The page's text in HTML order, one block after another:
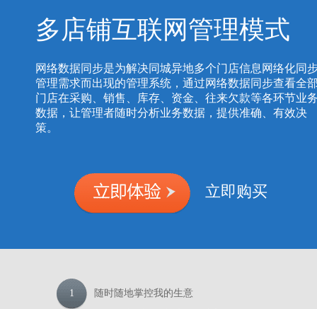
多店铺互联网管理模式
网络数据同步是为解决同城异地多个门店信息网络化同
管理需求而出现的管理系统，通过网络数据同步查看全
门店在采购、销售、库存、资金、往来欠款等各环节业
数据，让管理者随时分析业务数据，提供准确、有效决
策。
立即购买
1 随时随地掌控我的生意